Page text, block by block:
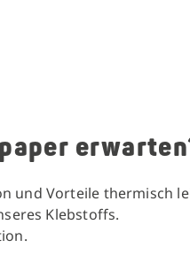
und Vorteile thermisch
Klebstoffs.